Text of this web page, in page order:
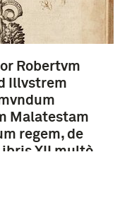
Robertvm
Illvstrem
Malatestam
regem, de
XII multò